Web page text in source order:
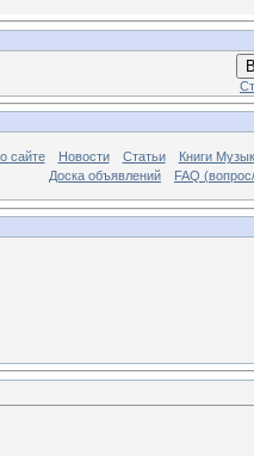
сайте Новости Статьи
Книги
Доска объявлений
FAQ